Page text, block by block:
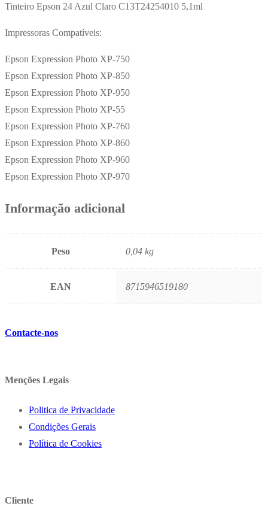
Tinteiro Epson 24 Azul Claro C13T24254010 5,1ml
Impressoras Compatíveis:
Epson Expression Photo XP-750
Epson Expression Photo XP-850
Epson Expression Photo XP-950
Epson Expression Photo XP-55
Epson Expression Photo XP-760
Epson Expression Photo XP-860
Epson Expression Photo XP-960
Epson Expression Photo XP-970
Informação adicional
Peso 0,04 kg
EAN 8715946519180
Contacte-nos
Menções Legais
Politica de Privacidade
Condições Gerais
Política de Cookies
Cliente